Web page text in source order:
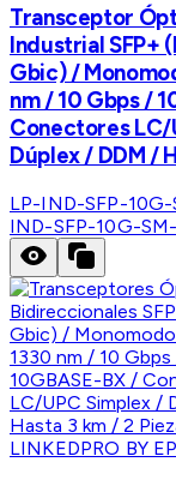
Transceptor
Industrial SFP+
Gbic) /
nm / 10 Gbps /
Conectores LC/
Dúplex / DDM /
LP-IND-SFP-
IND-SFP-10G-
LINKEDPRO BY